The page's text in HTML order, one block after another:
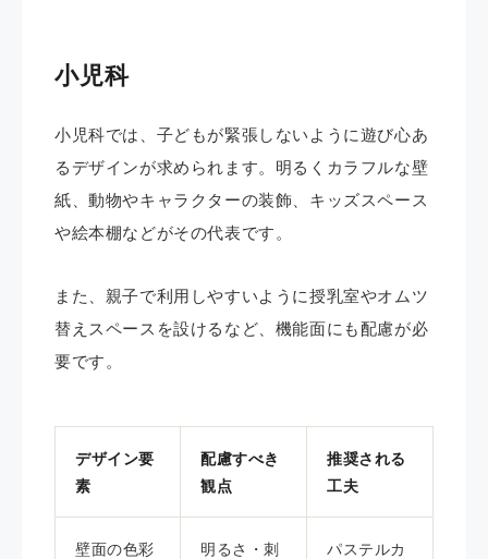
小児科
小児科では、子どもが緊張しないように遊び心あ
るデザインが求められます。明るくカラフルな壁
紙、動物やキャラクターの装飾、キッズスペース
や絵本棚などがその代表です。
また、親子で利用しやすいように授乳室やオムツ
替えスペースを設けるなど、機能面にも配慮が必
要です。
デザイン要
素
配慮すべき
観点
推奨される
工夫
壁面の色彩
明るさ・刺
パステルカ